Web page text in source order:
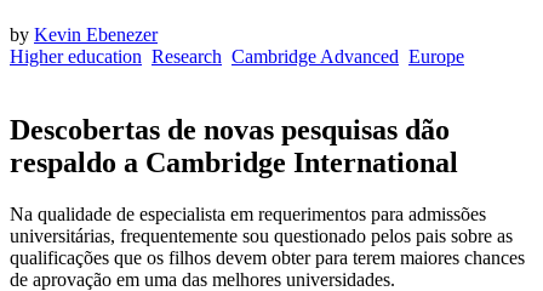
by Kevin Ebenezer
Higher education Research Cambridge Advanced Europe
Descobertas de novas pesquisas dão
respaldo a Cambridge International
Na qualidade de especialista em requerimentos para admissões
universitárias, frequentemente sou questionado pelos pais sobre as
qualificações que os filhos devem obter para terem maiores chances
de aprovação em uma das melhores universidades.